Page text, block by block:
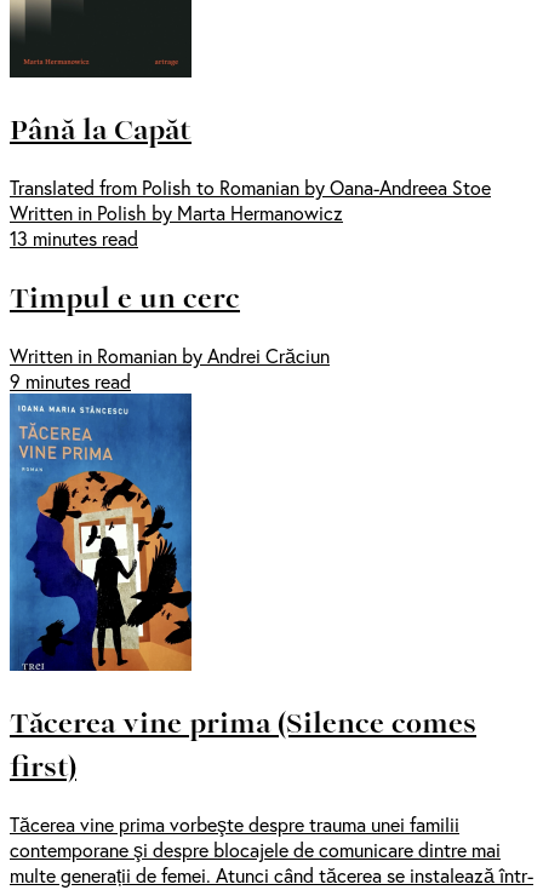
Până la Capăt
Translated from Polish to Romanian by Oana-Andreea Stoe
Written in Polish by Marta Hermanowicz
13 minutes read
Timpul e un cerc
Written in Romanian by Andrei Crăciun
9 minutes read
Tăcerea vine prima (Silence comes
first)
Tăcerea vine prima vorbeşte despre trauma unei familii
contemporane şi despre blocajele de comunicare dintre mai
multe generații de femei. Atunci când tăcerea se instalează într-